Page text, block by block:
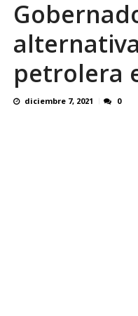
El
petrolera
diciembre 7, 2021 0